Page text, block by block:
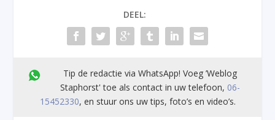
DEEL:
Tip de redactie via WhatsApp! Voeg ’Weblog
Staphorst' toe als contact in uw telefoon, 06-
15452330, en stuur ons uw tips, foto’s en video’s.